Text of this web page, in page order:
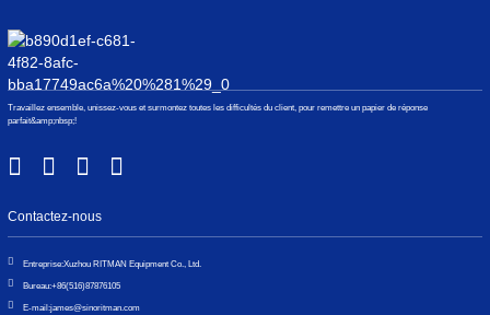
Travaillez ensemble, unissez-vous et surmontez toutes les difficultés du client, pour remettre un papier de réponse
parfait&amp;nbsp;!
Contactez-nous
Entreprise:Xuzhou RITMAN Equipment Co., Ltd.
Bureau:+86(516)87876105
E-mail:james@sinoritman.com